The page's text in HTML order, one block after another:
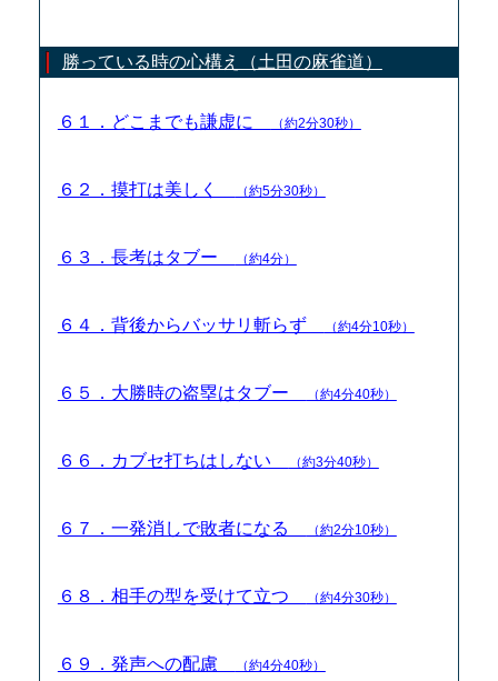
勝っている時の心構え（土田の麻雀道）
６１．どこまでも謙虚に （約2分30秒）
６２．摸打は美しく （約5分30秒）
６３．長考はタブー （約4分）
６４．背後からバッサリ斬らず （約4分10秒）
６５．大勝時の盗塁はタブー （約4分40秒）
６６．カブセ打ちはしない （約3分40秒）
６７．一発消しで敗者になる （約2分10秒）
６８．相手の型を受けて立つ （約4分30秒）
６９．発声への配慮 （約4分40秒）